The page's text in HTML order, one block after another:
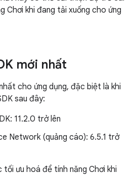
Chơi khi đang tải xuống cho ứng
mới nhất
cho ứng dụng, đặc biệt là khi
sau đây:
11.2.0 trở lên
Network (quảng cáo): 6.5.1 trở
ưu hoá để tính năng Chơi khi